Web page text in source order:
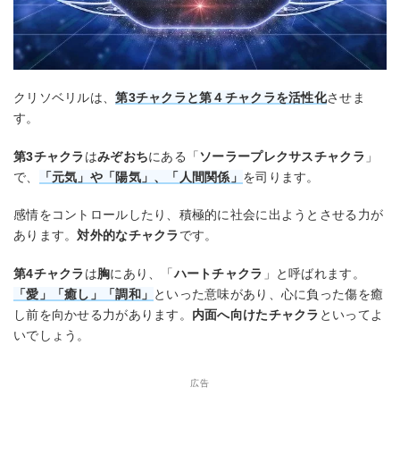
クリソベリルは、第3チャクラと第４チャクラを活性化させま
す。
第3チャクラ はみぞおちにある「ソーラープレクサスチャクラ 」
で、
「元気」や「陽気」、「人間関係」 を司ります。
感情をコントロールしたり、積極的に社会に出ようとさせる力が
あります。対外的なチャクラ です。
第4チャクラ は胸にあり、「ハートチャクラ 」と呼ばれます。
「愛」「癒し」「調和」 といった意味があり、心に負った傷を癒
し前を向かせる力があります。 内面へ向けたチャクラ といってよ
いでしょう。
広告